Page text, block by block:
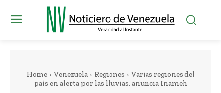
Home Venezuela Regiones
Varias regiones del
país en alerta por las lluvias, anuncia Inameh